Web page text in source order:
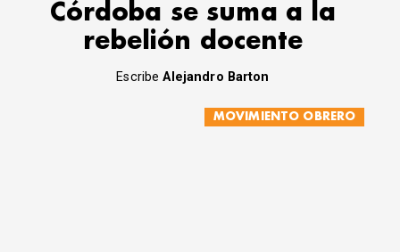
Córdoba se suma a la
rebelión docente
EscribeAlejandro Barton
MOVIMIENTO OBRERO